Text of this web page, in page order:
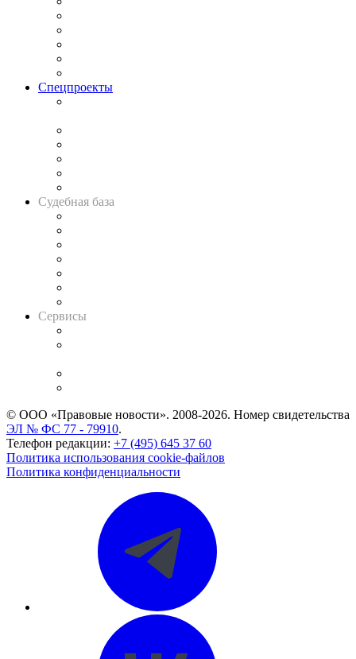
Спецпроекты
Судебная база
Сервисы
© ООО «Правовые новости». 2008-2026. Номер свидетельства
ЭЛ № ФС 77 - 79910.
Телефон редакции: +7 (495) 645 37 60
Политика использования cookie-файлов
Политика конфиденциальности